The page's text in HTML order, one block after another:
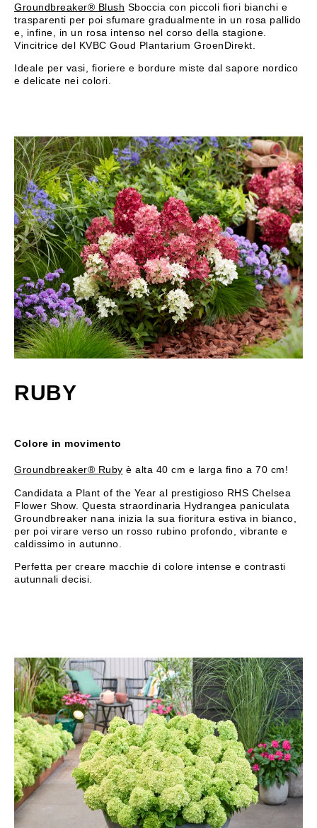
Groundbreaker® Blush Sboccia con piccoli fiori bianchi e
trasparenti per poi sfumare gradualmente in un rosa pallido
e, infine, in un rosa intenso nel corso della stagione.
Vincitrice del KVBC Goud Plantarium GroenDirekt.
Ideale per vasi, fioriere e bordure miste dal sapore nordico
e delicate nei colori.
RUBY
Colore in movimento
Groundbreaker® Ruby è alta 40 cm e larga fino a 70 cm!
Candidata a Plant of the Year al prestigioso RHS Chelsea
Flower Show. Questa straordinaria Hydrangea paniculata
Groundbreaker nana inizia la sua fioritura estiva in bianco,
per poi virare verso un rosso rubino profondo, vibrante e
caldissimo in autunno.
Perfetta per creare macchie di colore intense e contrasti
autunnali decisi.